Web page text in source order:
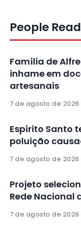
People
Família de
inhame em
artesanais
7 de agosto de 2026
Espírito Santo
poluição
7 de agosto de 2026
Projeto
Rede Nacional
7 de agosto de 2026